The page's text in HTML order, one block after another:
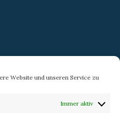
Website und unseren Service zu
Immer aktiv